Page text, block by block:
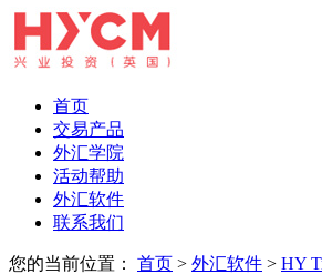
首页
交易产品
外汇学院
活动帮助
外汇软件
联系我们
您的当前位置： 首页 > 外汇软件 > HY